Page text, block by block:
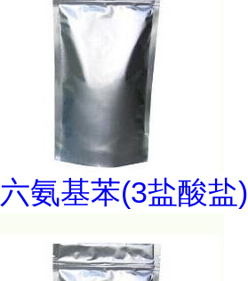
六氨基苯(3盐酸盐)